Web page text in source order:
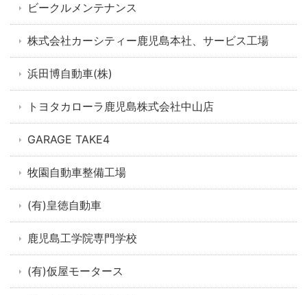
ビークルメンテナンス
株式会社カーシティー鹿児島本社、サービス工場
浜田博自動車(株)
トヨタカローラ鹿児島株式会社中山店
GARAGE TAKE4
牧園自動車整備工場
(有)皇徳自動車
鹿児島工学院専門学校
(有)仮屋モータース